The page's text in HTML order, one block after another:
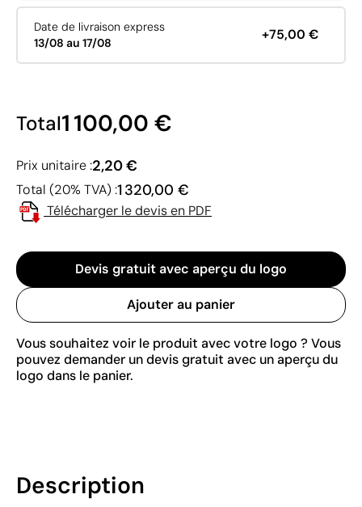
Date de livraison express
13/08 au 17/08
+75,00 €
Total1 100,00 €
Prix unitaire :2,20 €
Total (20% TVA) :1 320,00 €
Télécharger le devis en PDF
Devis gratuit avec aperçu du logo
Ajouter au panier
Vous souhaitez voir le produit avec votre logo ? Vous
pouvez demander un devis gratuit avec un aperçu du
logo dans le panier.
Description